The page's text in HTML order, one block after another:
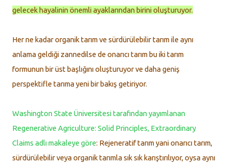
gelecek hayalinin önemli ayaklarından birini oluşturuyor.
Her ne kadar organik tarım ve sürdürülebilir tarım ile aynı
anlama geldiği zannedilse de onarıcı tarım bu iki tarım
formunun bir üst başlığını oluşturuyor ve daha geniş
perspektifle tarıma yeni bir bakış getiriyor.
Washington State Üniversitesi tarafından yayımlanan
Regenerative Agriculture: Solid Principles, Extraordinary
Claims adlı makaleye göre: Rejeneratif tarım yani onarıcı tarım,
sürdürülebilir veya organik tarımla sık sık karıştırılıyor, oysa aynı